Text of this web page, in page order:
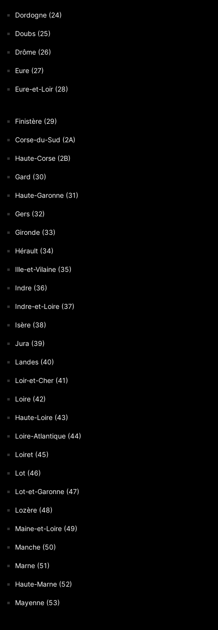
Dordogne (24)
Doubs (25)
Drôme (26)
Eure (27)
Eure-et-Loir (28)
Finistère (29)
Corse-du-Sud (2A)
Haute-Corse (2B)
Gard (30)
Haute-Garonne (31)
Gers (32)
Gironde (33)
Hérault (34)
Ille-et-Vilaine (35)
Indre (36)
Indre-et-Loire (37)
Isère (38)
Jura (39)
Landes (40)
Loir-et-Cher (41)
Loire (42)
Haute-Loire (43)
Loire-Atlantique (44)
Loiret (45)
Lot (46)
Lot-et-Garonne (47)
Lozère (48)
Maine-et-Loire (49)
Manche (50)
Marne (51)
Haute-Marne (52)
Mayenne (53)